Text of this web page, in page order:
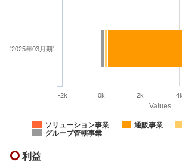
Values
ソリューション事業 通販事業
グループ管轄事業
'2025年03月期'
-2k 0k 2k 4k
利益